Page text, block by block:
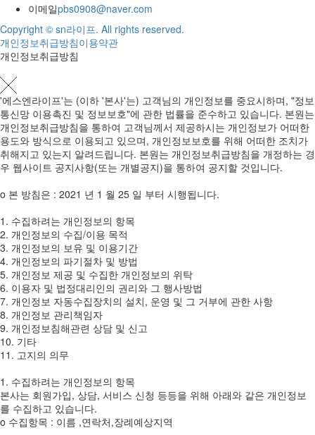
이메일pbs0908@naver.com
Copyright © sn라이프. All rights reserved.
개인정보취급방침이용약관
개인정보취급방침
'에스엔라이프'는 (이하 '본사'는) 고객님의 개인정보를 중요시하며, "정보
통신망 이용촉진 및 정보보호"에 관한 법률을 준수하고 있습니다. 본원는
개인정보취급방침을 통하여 고객님께서 제공하시는 개인정보가 어떠한
용도와 방식으로 이용되고 있으며, 개인정보보호를 위해 어떠한 조치가
취해지고 있는지 알려드립니다. 본원는 개인정보취급방침을 개정하는 경
우 웹사이트 공지사항(또는 개별공지)을 통하여 공지할 것입니다.
ο 본 방침은 : 2021 년 1 월 25 일 부터 시행됩니다.
1. 수집하려는 개인정보의 항목
2. 개인정보의 수집/이용 목적
3. 개인정보의 보유 및 이용기간
4. 개인정보의 파기절차 및 방법
5. 개인정보 제공 및 수집한 개인정보의 위탁
6. 이용자 및 법정대리인의 권리와 그 행사방법
7. 개인정보 자동수집장치의 설치, 운영 및 그 거부에 관한 사항
8. 개인정보 관리책임자
9. 개인정보침해관련 상담 및 신고
10. 기타
11. 고지의 의무
1. 수집하려는 개인정보의 항목
본사는 회원가입, 상담, 서비스 신청 등등을 위해 아래와 같은 개인정보
를 수집하고 있습니다.
ο 수집항목 : 이름 ,연락처,장례예상지역